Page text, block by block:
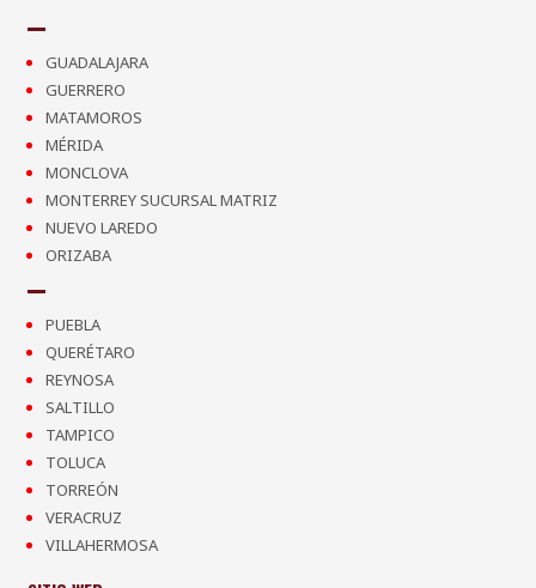
GUADALAJARA
GUERRERO
MATAMOROS
MÉRIDA
MONCLOVA
MONTERREY SUCURSAL MATRIZ
NUEVO LAREDO
ORIZABA
PUEBLA
QUERÉTARO
REYNOSA
SALTILLO
TAMPICO
TOLUCA
TORREÓN
VERACRUZ
VILLAHERMOSA